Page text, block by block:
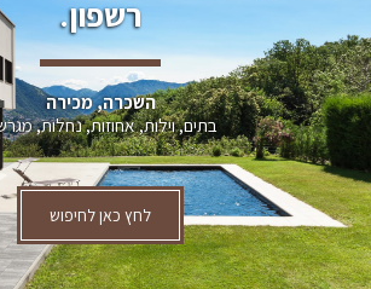
רשפון.
השכרה, מכירה
בתים, וילות, אחוזות, נחלות, מגרשים
לחץ כאן לחיפוש